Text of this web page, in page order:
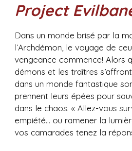
Project
Dans un monde brisé par la
l’Archdémon, le voyage de
vengeance commence! Alors
démons et les traîtres
dans un monde fantastique
prennent leurs épées pour
dans le chaos. « Allez-vous
empiété… ou ramener la
vos camarades tenez la